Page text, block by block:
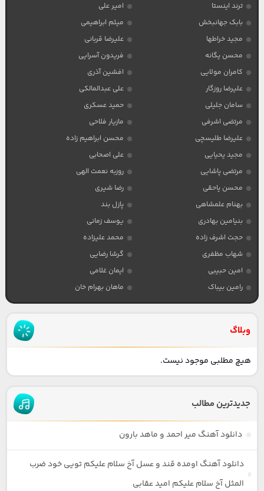
ترند اینستا
امیر علی
بابک جهانبخش
میثم ابراهیمی
مجید خراطها
علیرضا قربانی
محسن یگانه
فریدون آسرایی
کامران مولایی
افشین آذری
علیرضا روزگار
علی عبدالمالکی
سامان جلیلی
حمید عسکری
مرتضی اشرفی
مازیار فلاحی
علیرضا طلیسچی
محسن ابراهیم زاده
مجید یحیایی
علی اصحابی
مرتضی پاشایی
روزبه نعمت الهی
محسن یاحقی
رضا شیری
بهنام علمشاهی
پازل بند
بنیامین بهادری
یوسف زمانی
حجت اشرف زاده
محمد علیزاده
شهاب مظفری
گرشا رضایی
امین حبیبی
ایمان غلامی
رامین بیباک
ماهان بهرام خان
وبلاگ
هیچ مطلبی موجود نیست.
جدیدترین مطالب
دانلود آهنگ میر احمد و ماهد بارون
دانلود آهنگ اومده قند و عسل آخ سلام علیکم تویی خود ضرب
المثل آخ سلام علیکم امید عقابی